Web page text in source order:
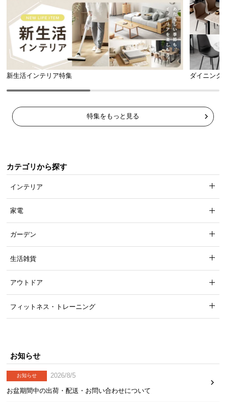
新生活インテリア特集 ダイニング
特集をもっと見る
カテゴリから探す
インテリア
家電
ガーデン
生活雑貨
アウトドア
フィットネス・トレーニング
お知らせ
お知らせ
2026/8/5
お盆期間中の出荷・配送・お問い合わせについて